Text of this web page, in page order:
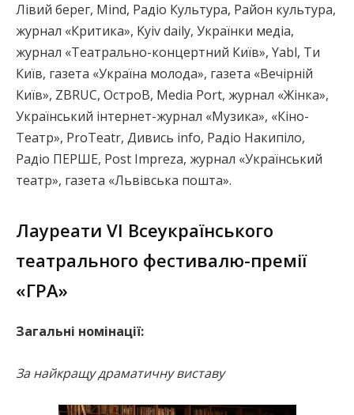
Лівий берег, Mind, Радіо Культура, Район культура,
журнал «Критика», Kyiv daily, Українки медіа,
журнал «Театрально-концертний Київ», Yabl, Ти
Київ, газета «Україна молода», газета «Вечірній
Київ», ZBRUC, ОстроВ, Media Port, журнал «Жінка»,
Український інтернет-журнал «Музика», «Кіно-
Театр», ProTeatr, Дивись info, Радіо Накипіло,
Радіо ПЕРШЕ, Post Impreza, журнал «Український
театр», газета «Львівська пошта».
Лауреати VІ Всеукраїнського
театрального фестивалю-премії
«ГРА»
Загальні номінації:
За найкращу драматичну виставу